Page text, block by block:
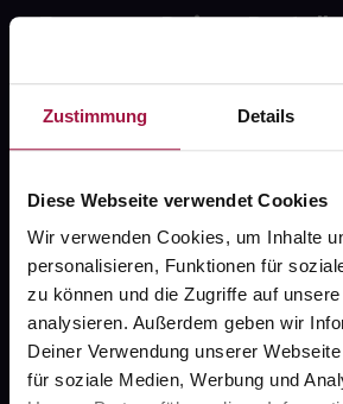
Zustimmung Details
Diese Webseite verwendet Cookies
Wir verwenden Cookies, um Inhalte
personalisieren, Funktionen für
zu können und die Zugriffe auf
analysieren. Außerdem geben wir
Deiner Verwendung unserer
für soziale Medien, Werbung und
Fragen zu Deiner
Widerrufsformular
gesund.de
Über uns